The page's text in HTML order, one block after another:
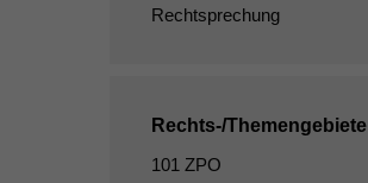
Rechtsprechung
Rechts-/Themengebiete
101 ZPO